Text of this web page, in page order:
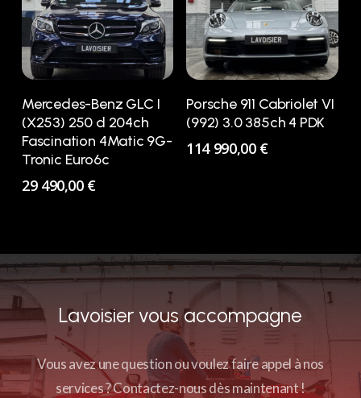
PRODUIT ENERGIE
PRODUIT MARQUES
Mercedes-Benz GLC I
(X253) 250 d 204ch
Fascination 4Matic 9G-
Tronic Euro6c
29 490,00 €
Porsche 911 Cabriolet VI
(992) 3.0 385ch 4 PDK
114 990,00 €
Lavoisier vous accompagne
Vous avez une question ou voulez faire appel à nos
services ? Contactez-nous dès maintenant !